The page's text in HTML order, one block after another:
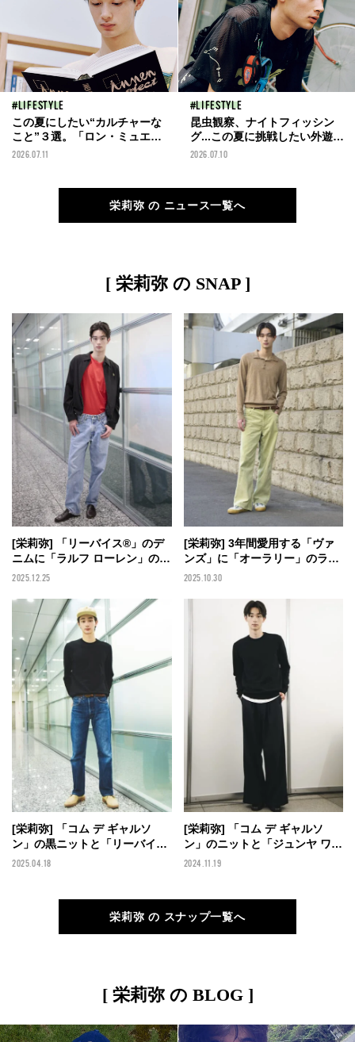
LIFESTYLE
この夏にしたい“カルチャーな
こと”３選。「ロン・ミュエ
ク」展、ミュージックバー...
2026.07.11
LIFESTYLE
昆虫観察、ナイトフィッシン
グ...この夏に挑戦したい外遊び
４選！【SUMMER BUCKET
2026.07.10
栄莉弥 の ニュース一覧へ
[ 栄莉弥 の SNAP ]
[栄莉弥] 「リーバイス®」のデ
ニムに「ラルフ ローレン」の黒
ジャケットを合わせてトレンド
ノモデルの私服スナップ】
2025.12.25
[栄莉弥] 3年間愛用する「ヴァ
ンズ」に「オーラリー」のライ
トグリーンのパンツがベストマ
ポロで優しげな雰囲気に【メン
ズノンノモデルの私服スナッ
2025.10.30
[栄莉弥] 「コム デ ギャルソ
ン」の黒ニットと「リーバイス
®」の501®デニムの永久定番コ
2025.04.18
[栄莉弥] 「コム デ ギャルソ
ン」のニットと「ジュンヤ ワタ
ナベ」のスラックスのオールブ
2024.11.19
栄莉弥 の スナップ一覧へ
[ 栄莉弥 の BLOG ]